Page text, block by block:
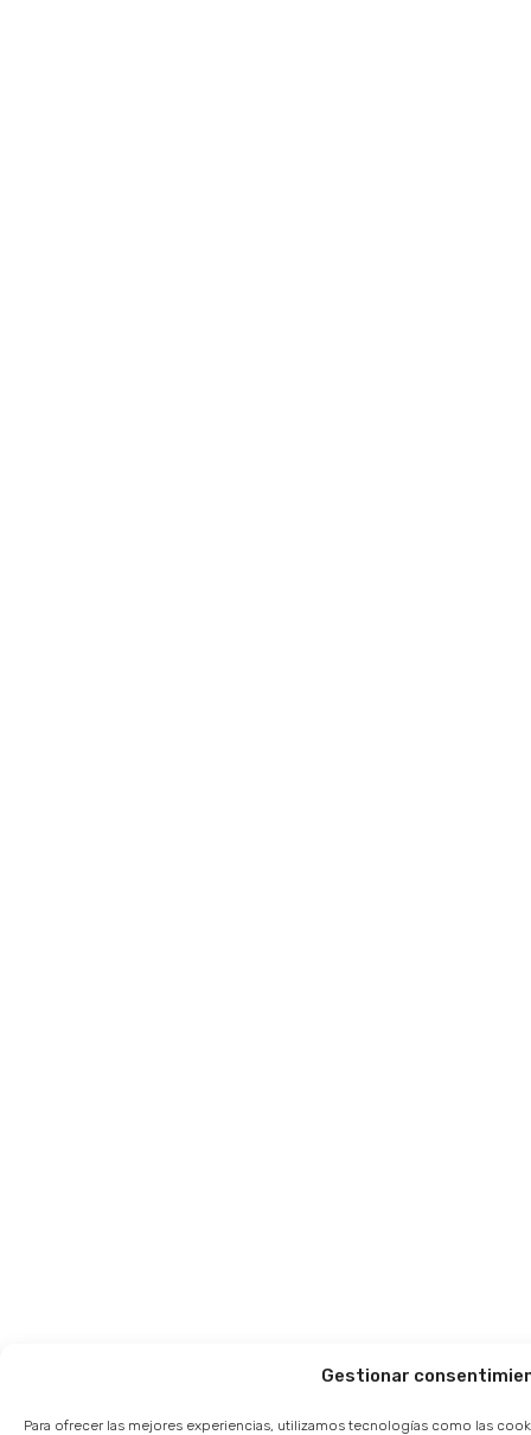
Gestionar
Para ofrecer las mejores experiencias, utilizamos tecnologías como las